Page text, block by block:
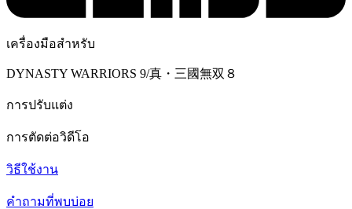
เครื่องมือสำหรับ
DYNASTY WARRIORS 9/真・三國無双８
การปรับแต่ง
การตัดต่อวิดีโอ
วิธีใช้งาน
คำถามที่พบบ่อย